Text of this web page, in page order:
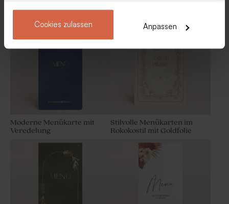
Cookies zulassen Anpassen
Korkdeckel
Ecrufarbenes Teddy-
Säckchen
Kissenverpackungen als
Originelles Gastgeschenk
mit Holzdeckel | modernes
Moderne Menükarte mit
Veredelung
Stilvolle Menükarten im
Rokokostil mit Goldfolie